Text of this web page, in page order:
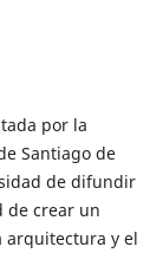
por la
Santiago de
de difundir
de crear un
arquitectura y el